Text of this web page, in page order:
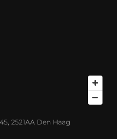
2521AA Den Haag